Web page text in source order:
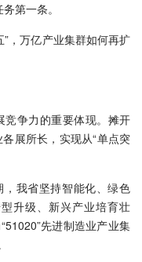
第一条。
，万亿产业集群如何再扩
竞争力的重要体现。摊开
展所长，实现从“单点突
，我省坚持智能化、绿色
升级、新兴产业培育壮
先进制造业产业集